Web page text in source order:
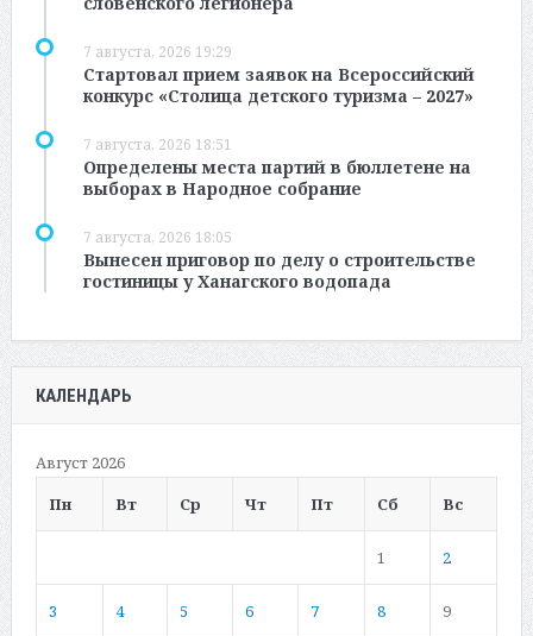
7 августа, 2026 19:29
Стартовал прием заявок на Всероссийский
конкурс «Столица детского туризма – 2027»
7 августа, 2026 18:51
Определены места партий в бюллетене на
выборах в Народное собрание
7 августа, 2026 18:05
Вынесен приговор по делу о строительстве
гостиницы у Ханагского водопада
КАЛЕНДАРЬ
Август 2026
Пн
Вт Ср Чт Пт Сб Вс
1 2
3 4 5 6 7 8 9